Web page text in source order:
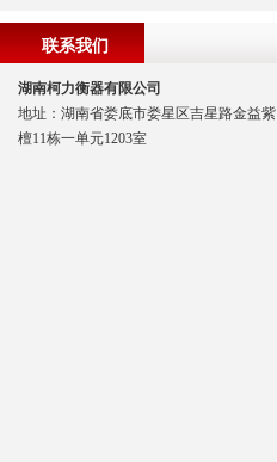
联系我们
湖南柯力衡器有限公司
地址：湖南省娄底市娄星区吉星路金益紫
檀11栋一单元1203室